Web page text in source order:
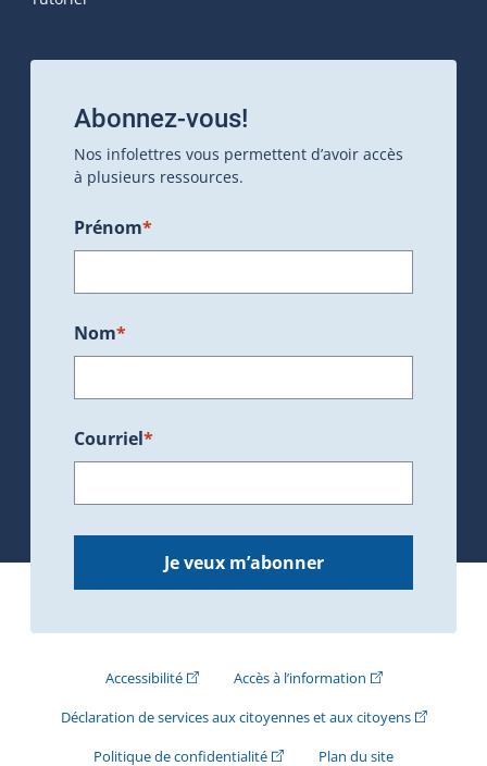
Abonnez-vous!
Nos infolettres vous permettent d’avoir accès
à plusieurs ressources.
Prénom*
Nom*
Courriel*
Je veux m’abonner
Accessibilité(Cet hyperlien externe s'ouvrira dans une
Accès à l’information(Cet hyperlien
Déclaration de services aux citoyennes et aux citoyens(Cet
Politique de confidentialité(Cet hyperlien externe s'ouvrira
Plan du site